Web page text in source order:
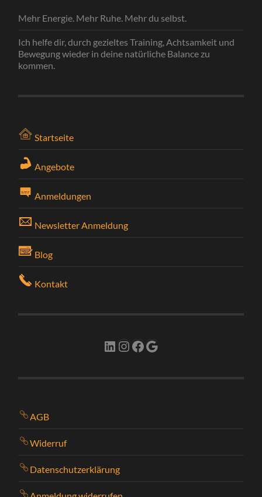
Mehr Energie. Mehr Ruhe. Mehr du selbst.
Ich helfe dir, durch gezieltes Training, Achtsamkeit und
Bewegung wieder in deine natürliche Balance zu
kommen.
Startseite
Angebote
Anmeldungen
Newsletter Anmeldung
Blog
Kontakt
LinkedIn
Instagram
Facebook
Google
AGB
Widerruf
Datenschutzerklärung